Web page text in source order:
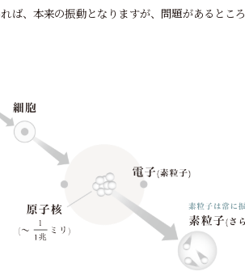
ば、本来の振動となりますが、問題があるとこ